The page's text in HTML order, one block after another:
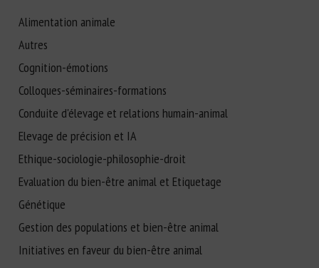
Alimentation animale
Autres
Cognition-émotions
Colloques-séminaires-formations
Conduite d'élevage et relations humain-animal
Elevage de précision et IA
Ethique-sociologie-philosophie-droit
Evaluation du bien-être animal et Etiquetage
Génétique
Gestion des populations et bien-être animal
Initiatives en faveur du bien-être animal